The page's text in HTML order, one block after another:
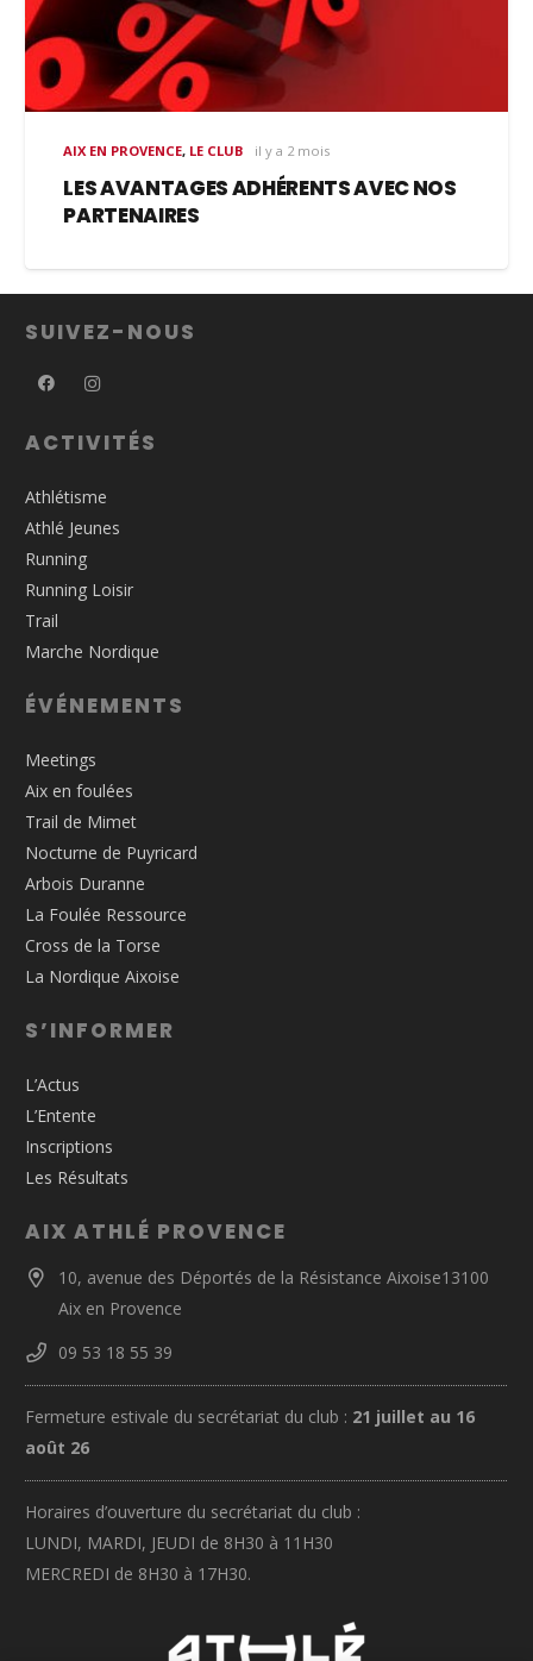
AIX EN PROVENCE, LE CLUB il y a 2 mois
LES AVANTAGES ADHÉRENTS AVEC NOS
PARTENAIRES
SUIVEZ-NOUS
ACTIVITÉS
Athlétisme
Athlé Jeunes
Running
Running Loisir
Trail
Marche Nordique
ÉVÉNEMENTS
Meetings
Aix en foulées
Trail de Mimet
Nocturne de Puyricard
Arbois Duranne
La Foulée Ressource
Cross de la Torse
La Nordique Aixoise
S’INFORMER
L’Actus
L’Entente
Inscriptions
Les Résultats
AIX ATHLÉ PROVENCE
10, avenue des Déportés de la Résistance Aixoise13100
Aix en Provence
09 53 18 55 39
Fermeture estivale du secrétariat du club : 21 juillet au 16
août 26
Horaires d’ouverture du secrétariat du club :
LUNDI, MARDI, JEUDI de 8H30 à 11H30
MERCREDI de 8H30 à 17H30.